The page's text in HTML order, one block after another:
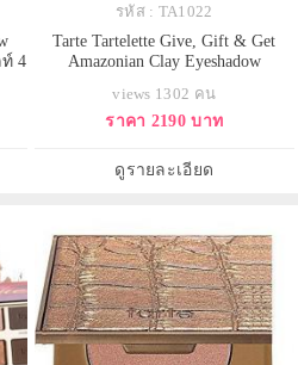
ท์ 4
รหัส : TA1022
Tarte Tartelette Give, Gift & Get
Amazonian Clay Eyeshadow
เลตต์อายแชโดว์ขายดี tartelette ใหม่
ล่าสุดแบบมินิ! มาพร้อมสีสันเนื้อ
ผสานโคลนอเมซอนเพื่อให้สีสันติด
ทนได้ดีขึ้น ยาวนานขึ้น และมอบ
views 1302 คน
ราคา 2190 บาท
ดูรายละเอียด